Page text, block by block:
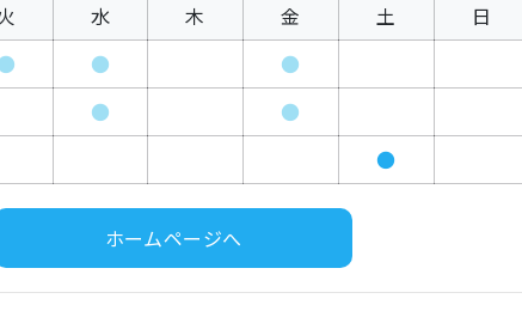
水 木 金 土 日
● ●
● ●
●
ホームページへ